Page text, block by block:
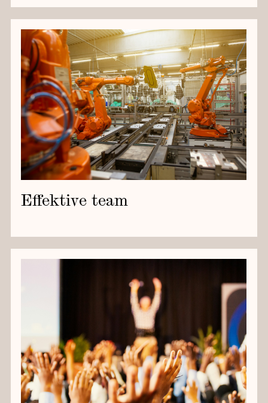
Effektive team